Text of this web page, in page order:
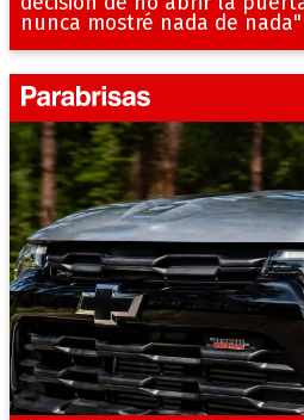
nunca mostré nada de nada"